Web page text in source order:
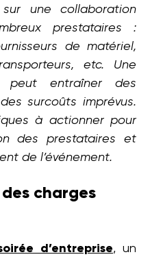
une collaboration
prestataires :
de matériel,
etc. Une
peut entraîner des
surcoûts imprévus.
à actionner pour
des prestataires et
de l’événement.
charges
d’entreprise, un